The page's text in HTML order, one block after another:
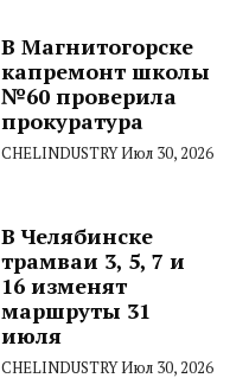
В Магнитогорске
капремонт школы
№60 проверила
прокуратура
CHELINDUSTRYИюл 30, 2026
В Челябинске
трамваи 3, 5, 7 и
16 изменят
маршруты 31
июля
CHELINDUSTRYИюл 30, 2026